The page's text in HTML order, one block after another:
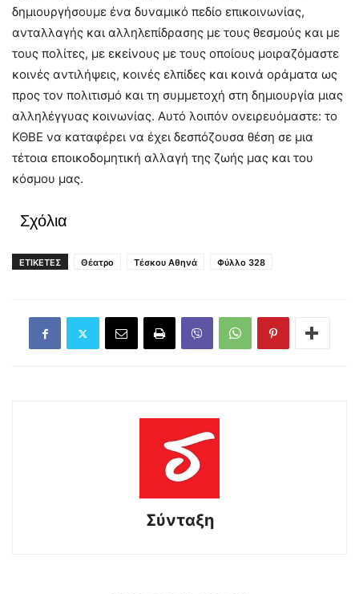
δημιουργήσουμε ένα δυναμικό πεδίο επικοινωνίας,
ανταλλαγής και αλληλεπίδρασης με τους θεσμούς και με
τους πολίτες, με εκείνους με τους οποίους μοιραζόμαστε
κοινές αντιλήψεις, κοινές ελπίδες και κοινά οράματα ως
προς τον πολιτισμό και τη συμμετοχή στη δημιουργία μιας
αλληλέγγυας κοινωνίας. Αυτό λοιπόν ονειρευόμαστε: το
ΚΘΒΕ να καταφέρει να έχει δεσπόζουσα θέση σε μια
τέτοια εποικοδομητική αλλαγή της ζωής μας και του
κόσμου μας.
Σχόλια
ΕΤΙΚΕΤΕΣ Θέατρο Τέσκου Αθηνά Φύλλο 328
Σύνταξη